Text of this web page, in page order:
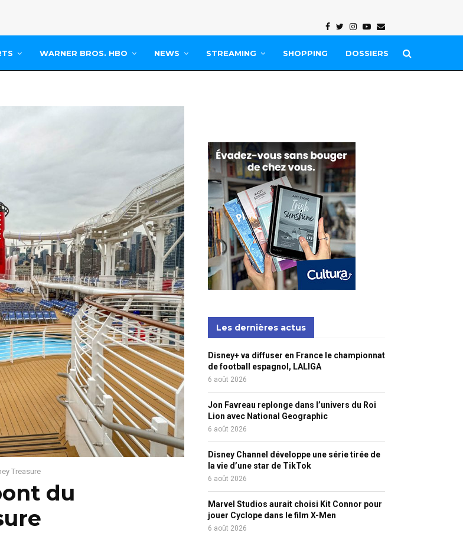
Facebook
Twitter
Instagram
Youtube
Email
WARNER BROS. HBO NEWS STREAMING SHOPPING DOSSIERS
Treasure
du
Les dernières actus
Disney+ va diffuser en France le championnat
de football espagnol, LALIGA
6 août 2026
Jon Favreau replonge dans l’univers du Roi
Lion avec National Geographic
6 août 2026
Disney Channel développe une série tirée de
la vie d’une star de TikTok
6 août 2026
Marvel Studios aurait choisi Kit Connor pour
jouer Cyclope dans le film X-Men
6 août 2026